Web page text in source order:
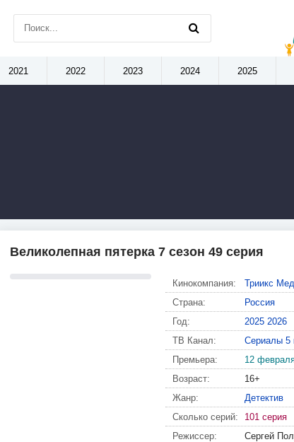
Великолепная пятерка 7 сезон 49 серия
Кинокомпания:
Триикс
Страна:
Россия
Год:
2025 2026
ТВ Канал:
Сериалы 5
Премьера:
12
Возраст:
16+
Жанр:
Детектив
Сколько серий:
101 серия
Режиссер:
Сергей
2021 2022 2023 2024 2025